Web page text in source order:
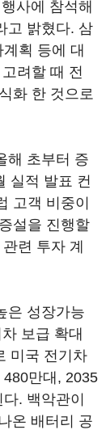
사에 참석해
고 밝혔다. 삼
획 등에 대
려할 때 전
화 한 것으로
해 초부터 증
실적 발표 컨
고객 비중이
설을 진행할
련 투자 계
은 성장가능
보급 확대
미국 전기차
만대, 2035
. 백악관이
온 배터리 공